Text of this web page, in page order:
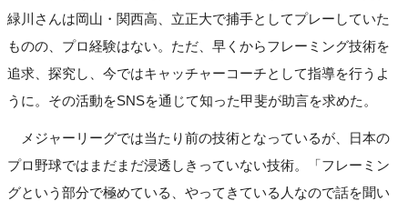
緑川さんは岡山・関西高、立正大で捕手としてプレーしていた
ものの、プロ経験はない。ただ、早くからフレーミング技術を
追求、探究し、今ではキャッチャーコーチとして指導を行うよ
うに。その活動をSNSを通じて知った甲斐が助言を求めた。
メジャーリーグでは当たり前の技術となっているが、日本の
プロ野球ではまだまだ浸透しきっていない技術。「フレーミン
グという部分で極めている、やってきている人なので話を聞い